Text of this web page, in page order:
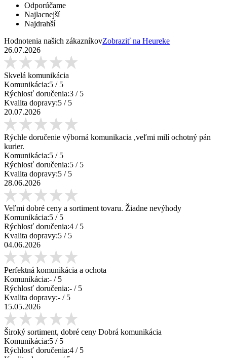
Odporúčame
Najlacnejší
Najdrahší
Hodnotenia našich zákazníkovZobraziť na Heureke
26.07.2026
Skvelá komunikácia
Komunikácia:5 / 5
Rýchlosť doručenia:3 / 5
Kvalita dopravy:5 / 5
20.07.2026
Rýchle doručenie výborná komunikacia ,veľmi milí ochotný pán
kurier.
Komunikácia:5 / 5
Rýchlosť doručenia:5 / 5
Kvalita dopravy:5 / 5
28.06.2026
Veľmi dobré ceny a sortiment tovaru. Žiadne nevýhody
Komunikácia:5 / 5
Rýchlosť doručenia:4 / 5
Kvalita dopravy:5 / 5
04.06.2026
Perfektná komunikácia a ochota
Komunikácia:- / 5
Rýchlosť doručenia:- / 5
Kvalita dopravy:- / 5
15.05.2026
Široký sortiment, dobré ceny Dobrá komunikácia
Komunikácia:5 / 5
Rýchlosť doručenia:4 / 5